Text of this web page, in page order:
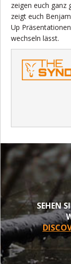
zeigen euch ganz
zeigt euch
Up
wechseln lässt.
SEHEN